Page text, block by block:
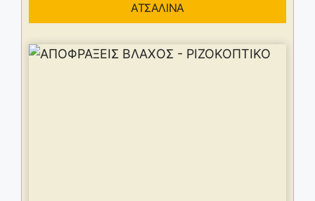
ΑΤΣΑΛΙΝΑ